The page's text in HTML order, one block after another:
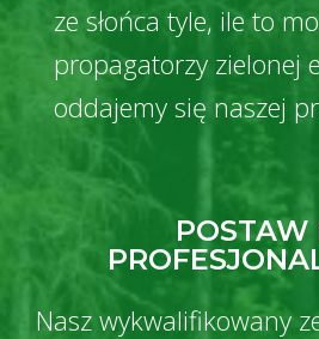
ze słońca tyle, ile to
propagatorzy zielonej
oddajemy się naszej
POSTAW
Nasz wykwalifikowany